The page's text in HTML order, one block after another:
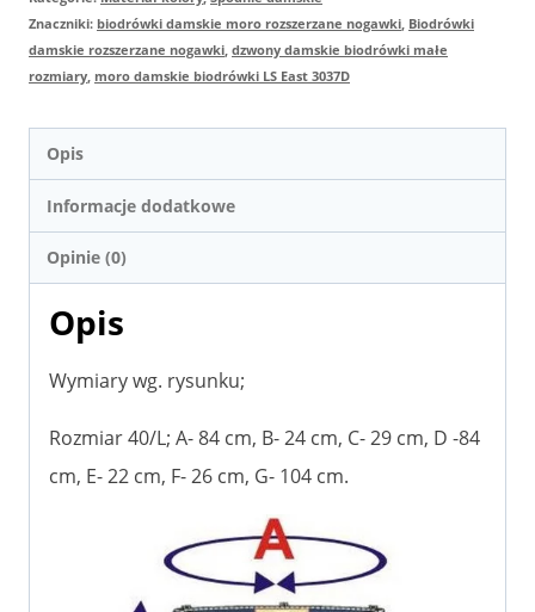
East
3037D
Znaczniki: biodrówki damskie moro rozszerzane nogawki Biodrówki
damskie rozszerzane nogawki dzwony damskie biodrówki małe
rozmiary moro damskie biodrówki LS East 3037D
Opis
Informacje dodatkowe
Opinie (0)
Opis
Wymiary wg. rysunku;
Rozmiar 40/L; A- 84 cm, B- 24 cm, C- 29 cm, D -84
cm, E- 22 cm, F- 26 cm, G- 104 cm.